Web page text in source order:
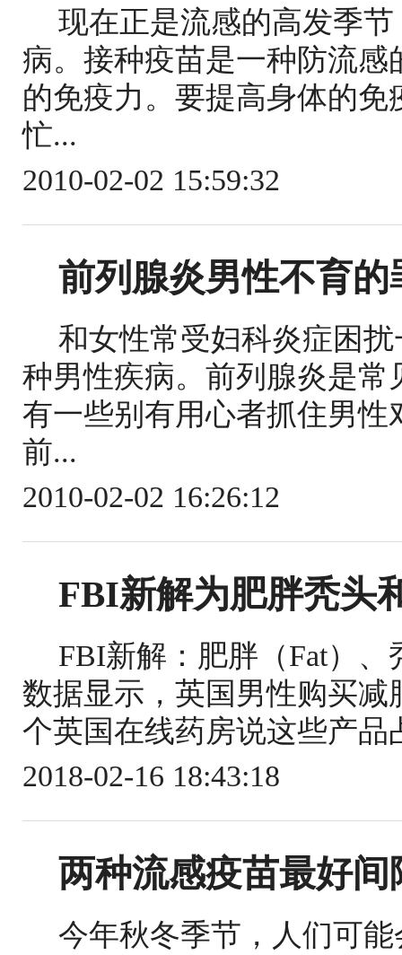
现在正是流感的高发季
病。接种疫苗是一种防流
的免疫力。要提高身体的
忙...
2010-02-02 15:59:32
前列腺炎男性不育的
和女性常受妇科炎症困
种男性疾病。前列腺炎是
有一些别有用心者抓住男
前...
2010-02-02 16:26:12
FBI新解为肥胖秃头
FBI新解：肥胖（Fat）、
数据显示，英国男性购买
个英国在线药房说这些产品
2018-02-16 18:43:18
两种流感疫苗最好间
今年秋冬季节，人们可